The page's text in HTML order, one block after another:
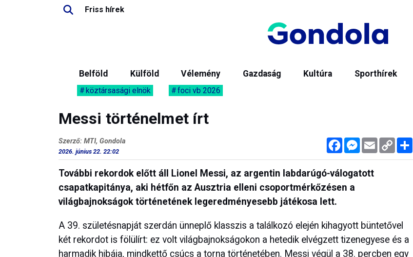
Friss hírek
Belföld Külföld Vélemény Gazdaság Kultúra Sporthírek
köztársasági elnök foci vb 2026
Messi történelmet írt
FacebookMessenger
Email Copy
Link
Szerző: MTI, Gondola
2026. június 22. 22:02
További rekordok előtt áll Lionel Messi, az argentin labdarúgó-válogatott
csapatkapitánya, aki hétfőn az Ausztria elleni csoportmérkőzésen a
világbajnokságok történetének legeredményesebb játékosa lett.
A 39. születésnapját szerdán ünneplő klasszis a találkozó elején kihagyott büntetővel
két rekordot is fölülírt: ez volt világbajnokságokon a hetedik elvégzett tizenegyese és a
harmadik hibája, mindkettő csúcs a torna történetében. Messi végül a 38. percben egy